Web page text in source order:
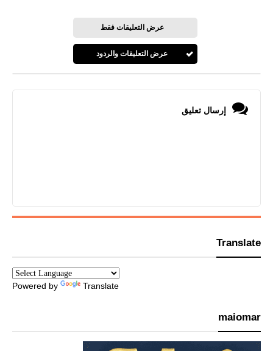
عرض التعليقات فقط
عرض التعليقات والردود
إرسال تعليق
Translate
Powered by Translate
maiomar